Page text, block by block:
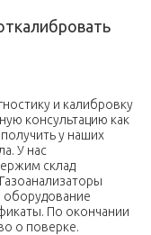
и калибровку
консультацию как
у наших
У нас
склад
оборудование
По окончании
о поверке.